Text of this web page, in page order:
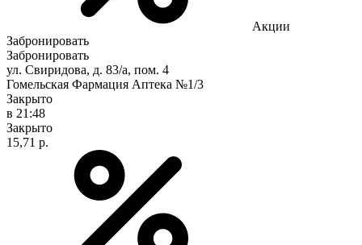
Акции
Забронировать
Забронировать
ул. Свиридова, д. 83/а, пом. 4
Гомельская Фармация Аптека №1/3
Закрыто
в 21:48
Закрыто
15,71 р.